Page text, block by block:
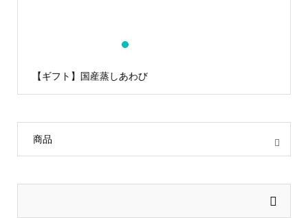
【ギフト】国産蒸しあわび
1
商品